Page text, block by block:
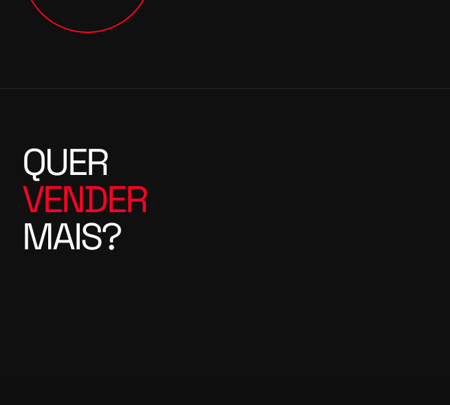
QUER
VENDER
MAIS?